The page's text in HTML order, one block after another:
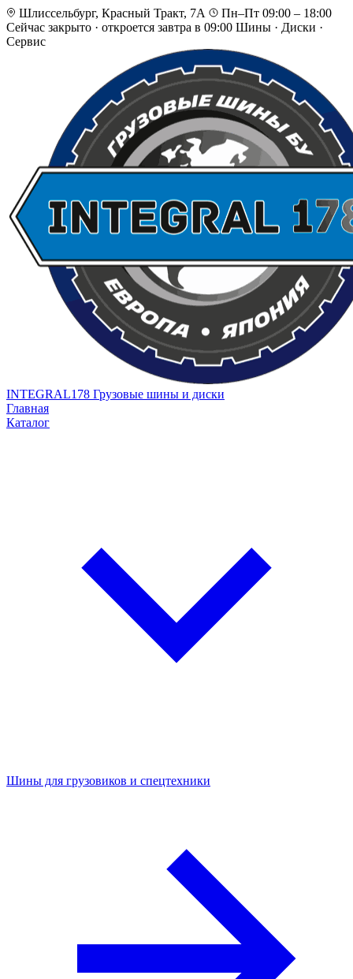
Шлиссельбург, Красный Тракт, 7А
Пн–Пт 09:00 – 18:00
Сейчас закрыто · откроется завтра в 09:00 Шины · Диски ·
Сервис
INTEGRAL178 Грузовые шины и диски
Главная
Каталог
Шины для грузовиков и спецтехники